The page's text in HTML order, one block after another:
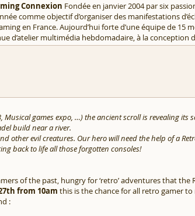
Connexion Fondée en janvier 2004 par six
comme objectif d’organiser des manifestations
en France. Aujourd’hui forte d’une équipe de 15
d’atelier multimédia hebdomadaire, à la conception
Musical games expo, …) the ancient scroll is revealing its
build near a river.
other evil creatures. Our hero will need the help of a
back to life all those forgotten consoles!
of the past, hungry for ‘retro’ adventures that the
from 10am this is the chance for all retro gamer
: